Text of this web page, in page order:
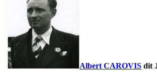
Albert CAROVIS dit